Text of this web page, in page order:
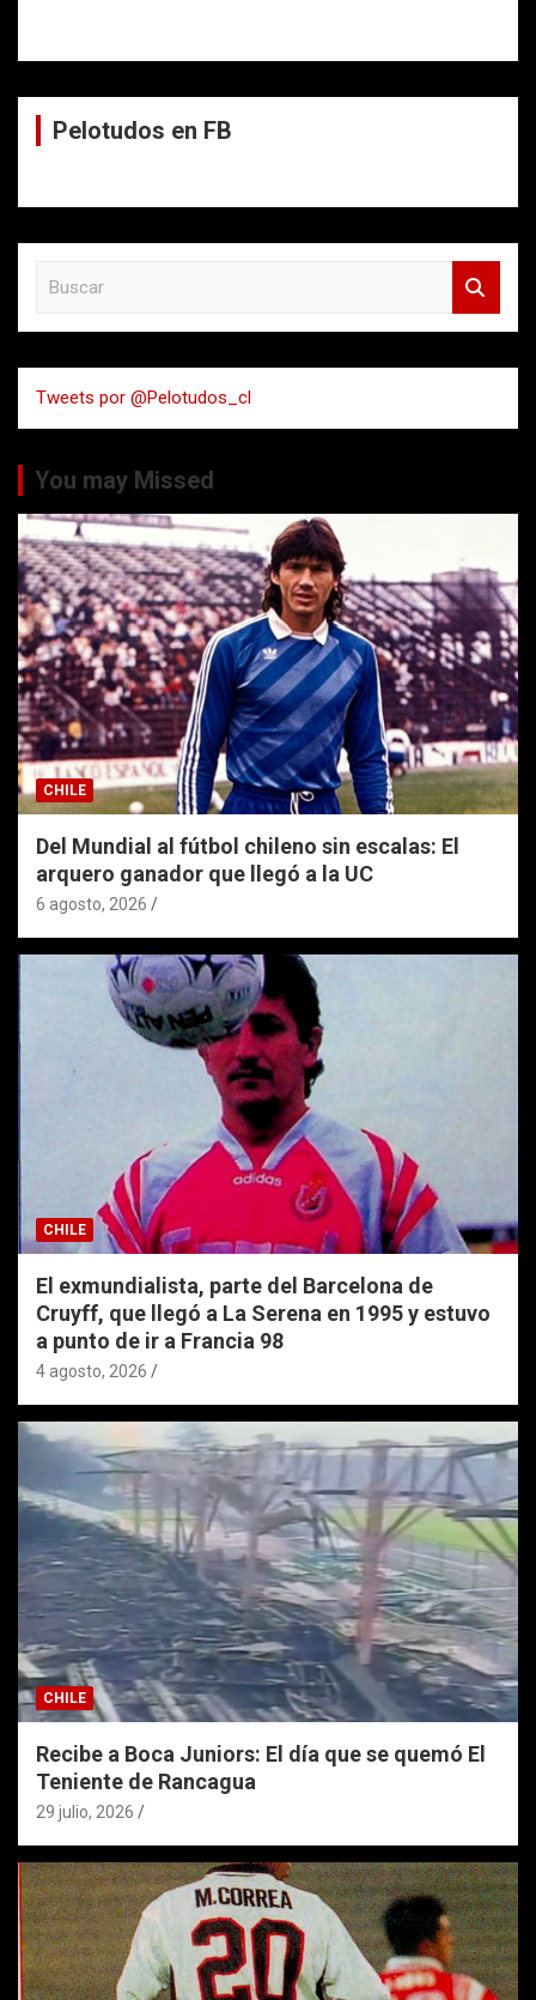
Pelotudos en FB
a
r
Tweets por @Pelotudos_cl
You may Missed
CHILE
Del Mundial al fútbol chileno sin escalas: El
arquero ganador que llegó a la UC
6 agosto, 2026
CHILE
El exmundialista, parte del Barcelona de
Cruyff, que llegó a La Serena en 1995 y estuvo
a punto de ir a Francia 98
4 agosto, 2026
CHILE
Recibe a Boca Juniors: El día que se quemó El
Teniente de Rancagua
29 julio, 2026